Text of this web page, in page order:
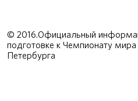
© 2016.Официальный
подготовке к Чемпионату
Петербурга